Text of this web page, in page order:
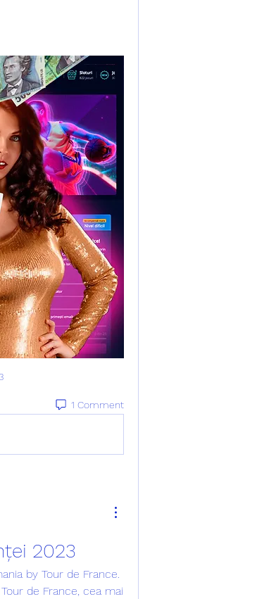
1 Comment
2023
by Tour de France.
de France, cea mai